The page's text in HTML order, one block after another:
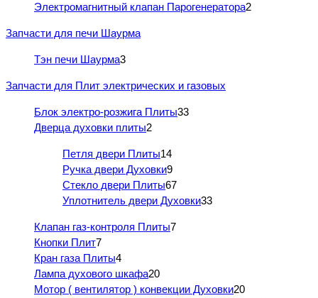
Электромагнитный клапан Парогенератора2
Запчасти для печи Шаурма
Тэн печи Шаурма3
Запчасти для Плит электрических и газовых
Блок электро-розжига Плиты33
Дверца духовки плиты2
Петля двери Плиты14
Ручка двери Духовки9
Стекло двери Плиты67
Уплотнитель двери Духовки33
Клапан газ-контроля Плиты7
Кнопки Плит7
Кран газа Плиты4
Лампа духового шкафа20
Мотор ( вентилятор ) конвекции Духовки20